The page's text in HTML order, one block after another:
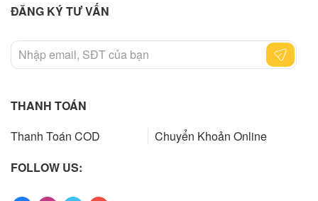
ĐĂNG KÝ TƯ VẤN
THANH TOÁN
Thanh Toán COD
Chuyển Khoản Online
FOLLOW US: